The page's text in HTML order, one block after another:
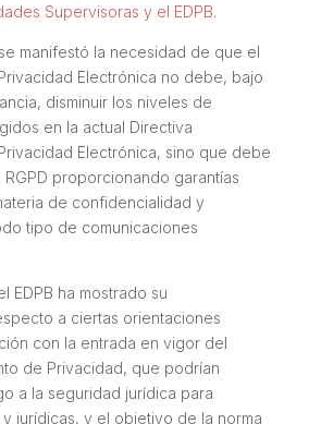
Supervisoras y el EDPB.
manifestó la necesidad de que el
Electrónica no debe, bajo
disminuir los niveles de
en la actual Directiva
Electrónica, sino que debe
RGPD proporcionando garantías
de confidencialidad y
tipo de comunicaciones
EDPB ha mostrado su
a ciertas orientaciones
con la entrada en vigor del
de Privacidad, que podrían
a la seguridad jurídica para
jurídicas, y el objetivo de la norma